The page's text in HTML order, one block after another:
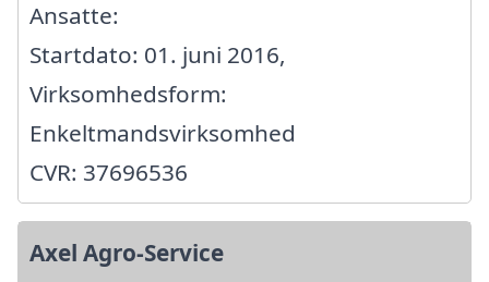
Ansatte:
Startdato: 01. juni 2016,
Virksomhedsform:
Enkeltmandsvirksomhed
CVR: 37696536
Axel Agro-Service